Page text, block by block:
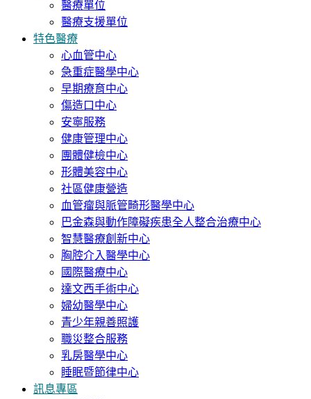
醫療單位
醫療支援單位
特色醫療
心血管中心
急重症醫學中心
早期療育中心
傷造口中心
安寧服務
健康管理中心
團體健檢中心
形體美容中心
社區健康營造
血管瘤與脈管畸形醫學中心
巴金森與動作障礙疾患全人整合治療中心
智慧醫療創新中心
胸腔介入醫學中心
國際醫療中心
達文西手術中心
婦幼醫學中心
青少年親善照護
職災整合服務
乳房醫學中心
睡眠暨節律中心
訊息專區